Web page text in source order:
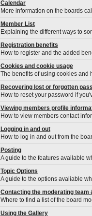
Calendar
More information on the boards
Member List
Explaining the different ways to
Registration benefits
How to register and the added
Cookies and cookie usage
The benefits of using cookies and
Recovering lost or forgotten
How to reset your password if
Viewing members profile
How to view members contact
Logging in and out
How to log in and out from the
Posting
A guide to the features available
Topic Options
A guide to the options avaliable
Contacting the moderating team
Where to find a list of the board
Using the Gallery